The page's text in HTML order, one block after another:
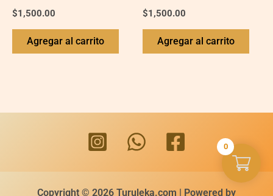
$1,500.00
Agregar al carrito
$1,500.00
Agregar al carrito
Copyright © 2026 Turuleka.com | Powered by
0